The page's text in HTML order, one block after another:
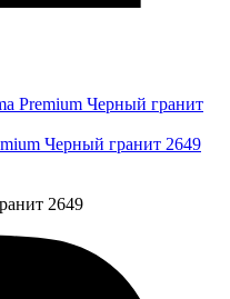
2649